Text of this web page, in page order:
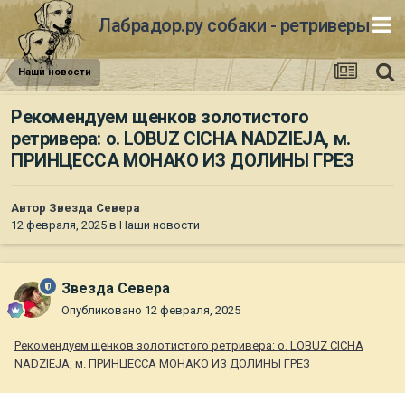
Лабрадор.ру собаки - ретриверы
Наши новости
Рекомендуем щенков золотистого
ретривера: о. LOBUZ CICHA NADZIEJA, м.
ПРИНЦЕССА МОНАКО ИЗ ДОЛИНЫ ГРЕЗ
Автор Звезда Севера
12 февраля, 2025 в Наши новости
Звезда Севера
Опубликовано 12 февраля, 2025
Рекомендуем щенков золотистого ретривера: о. LOBUZ CICHA
NADZIEJA, м. ПРИНЦЕССА МОНАКО ИЗ ДОЛИНЫ ГРЕЗ